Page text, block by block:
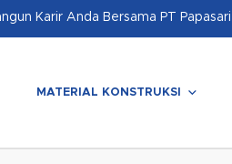
Karir Anda Bersama PT Papasari
MATERIAL KONSTRUKSI